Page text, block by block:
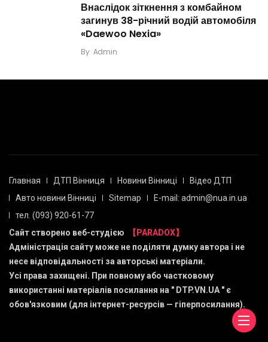
Внаслідок зіткнення з комбайном
загинув 38-річний водій автомобіля
«Daewoo Nexia»
By Admin
Главная ДТП Вінниця Новини Вінниці
Відео ДТП
Авто новини Вінниці
Sitemap
E-mail: admin@nua.in.ua
тел. (093) 920-61-77
Сайт створено веб-студією
【PARADOX】
Адміністрація сайту може не поділяти думку автора і не
несе відповідальності за авторські матеріали.
Усі права захищені. При повному або частковому
використанні матеріалів посилання на " DTP.VN.UA " є
обов'язковим (для інтернет-ресурсів — гіперпосилання).